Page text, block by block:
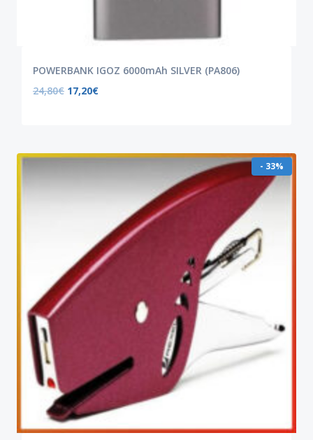
POWERBANK IGOZ 6000mAh SILVER (PA806)
24,80€ 17,20€
- 33%